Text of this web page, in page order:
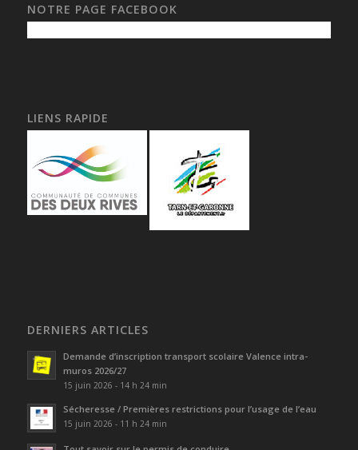
NOTRE PAGE FACEBOOK
LIENS RAPIDE
DERNIERS ARTICLES
Demande d’inscription transport scolaire Valence intra-
muros 2026/27
15 juin 2026 - 14 h 24 min
Sécheresse / Premières restrictions pour l’usage de l’eau
15 juin 2026 - 11 h 24 min